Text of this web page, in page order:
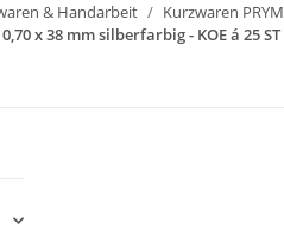
& Handarbeit Kurzwaren PRYM
x 38 mm silberfarbig - KOE á 25 ST